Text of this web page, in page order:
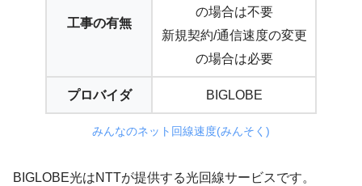
工事の有無
の場合は不要
新規契約/通信速度の変更
の場合は必要
プロバイダ BIGLOBE
みんなのネット回線速度(みんそく)
BIGLOBE光はNTTが提供する光回線サービスです。